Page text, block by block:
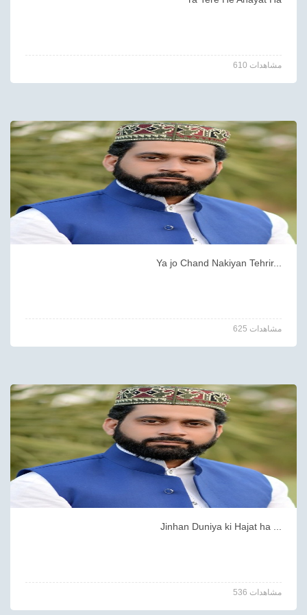
610 مشاهدات
Ya jo Chand Nakiyan Tehrir...
625 مشاهدات
Jinhan Duniya ki Hajat ha ...
536 مشاهدات